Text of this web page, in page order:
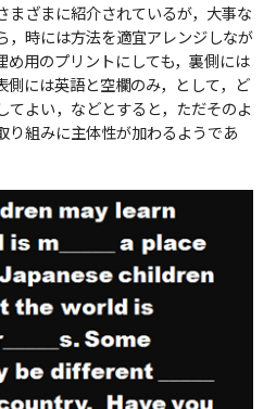
まざまに紹介されているが，大事な
，時には方法を適宜アレンジしなが
め用のプリントにしても，裏側には
側には英語と空欄のみ，として，ど
てよい，などとすると，ただそのよ
り組みに主体性が加わるようであ